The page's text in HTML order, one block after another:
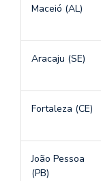
Maceió (AL)
Aracaju (SE)
Fortaleza (CE)
João Pessoa
(PB)